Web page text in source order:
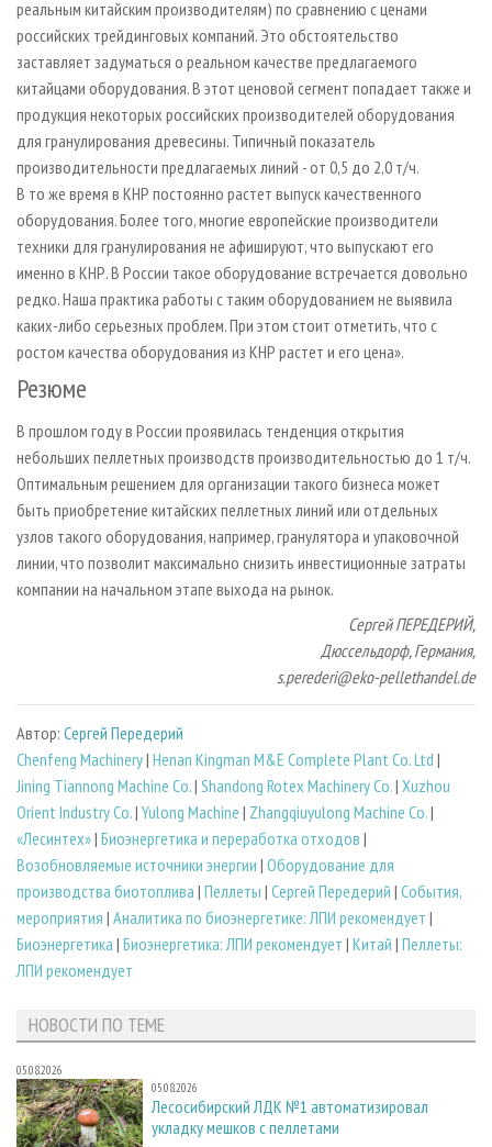
реальным китайским производителям) по сравнению с ценами
российских трейдинговых компаний. Это обстоятельство
заставляет задуматься о реальном качестве предлагаемого
китайцами оборудования. В этот ценовой сегмент попадает также и
продукция некоторых российских производителей оборудования
для гранулирования древесины. Типичный показатель
производительности предлагаемых линий - от 0,5 до 2,0 т/ч.
В то же время в КНР постоянно растет выпуск качественного
оборудования. Более того, многие европейские производители
техники для гранулирования не афишируют, что выпускают его
именно в КНР. В России такое оборудование встречается довольно
редко. Наша практика работы с таким оборудованием не выявила
каких­-либо серьезных проблем. При этом стоит отметить, что с
ростом качества оборудования из КНР растет и его цена».
Резюме
В прошлом году в России проявилась тенденция открытия
небольших пеллетных производств производительностью до 1 т/ч.
Оптимальным решением для организации такого бизнеса может
быть приобретение китайских пеллетных линий или отдельных
узлов такого оборудования, например, гранулятора и упаковочной
линии, что позволит максимально снизить инвестиционные затраты
компании на начальном этапе выхода на рынок.
Сергей ПЕРЕДЕРИЙ,
Дюссельдорф, Германия,
s.perederi@eko-pellethandel.de
Автор: Сергей Передерий
Chenfeng Machinery| Henan Kingman M&E Complete Plant Co. Ltd |
Jining Tiannong Machine Co.| Shandong Rotex Machinery Co.| Xuzhou
Orient Industry Co.| Yulong Machine | Zhangqiuyulong Machine Co.|
«Лесинтех»| Биoэнергетика и переработка отходов |
Возобновляемые источники энергии | Оборудование для
производства биотоплива | Пеллеты | Сергей Передерий | События,
мероприятия | Аналитика по биоэнергетике: ЛПИ рекомендует |
Биоэнергетика | Биоэнергетика: ЛПИ рекомендует | Китай | Пеллеты:
ЛПИ рекомендует
НОВОСТИ ПО ТЕМЕ
05.08.2026
05.08.2026
Лесосибирский ЛДК №1 автоматизировал
укладку мешков с пеллетами